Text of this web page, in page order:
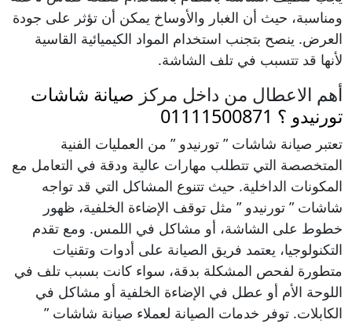
ومناسبة، حيث أن الغبار والأوساخ يمكن أن تؤثر على جودة
العرض. ينصح بتجنب استخدام المواد الكيميائية القاسية
لأنها قد تتسبب في تلف الشاشة.
أهم الاعطال من داخل مركز صيانة شاشات
تورنيدو ؟ 01111500871
تعتبر صيانة شاشات ” تورنيدو ” من العمليات الفنية
المتخصصة التي تتطلب مهارات عالية ودقة في التعامل مع
المكونات الداخلية. حيث تتنوع المشاكل التي قد تواجه
شاشات ” تورنيدو ” مثل توقف الإضاءة الخلفية، ظهور
خطوط على الشاشة، أو مشاكل في اللمس. ومع تقدم
التكنولوجيا، يعتمد فريق الصيانة على أدوات وتقنيات
متطورة لفحص المشكلة بدقة، سواء كانت بسبب تلف في
اللوحة الأم أو عطل في الإضاءة الخلفية أو مشاكل في
الكابلات. توفر خدمات الصيانة لعملاء صيانة شاشات ”